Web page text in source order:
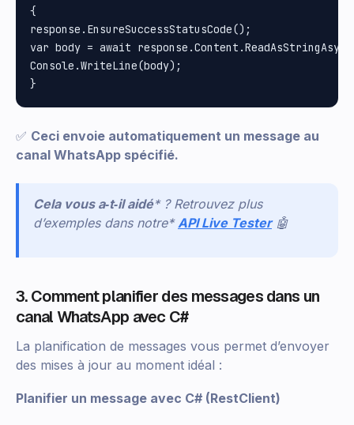
{
response.EnsureSuccessStatusCode();
var body = await
Console.WriteLine(body);
✅ Ceci envoie automatiquement un message au
canal WhatsApp spécifié.
Cela vous a‑t‑il aidé* ? Retrouvez plus
d’exemples dans notre* API Live Tester 🤖
3. Comment planifier des messages dans un
canal WhatsApp avec C#
La planification de messages vous permet d’envoyer
des mises à jour au moment idéal :
Planifier un message avec C# (RestClient)